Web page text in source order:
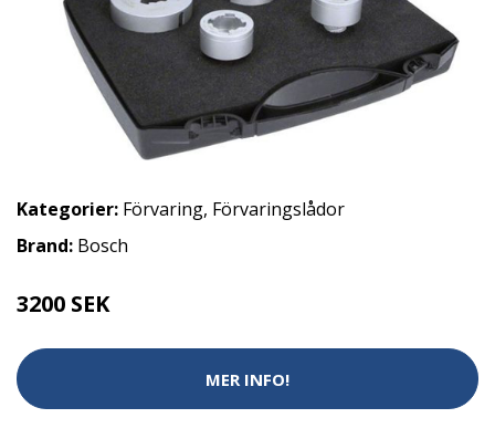
Kategorier: Förvaring, Förvaringslådor
Brand: Bosch
3200 SEK
MER INFO!